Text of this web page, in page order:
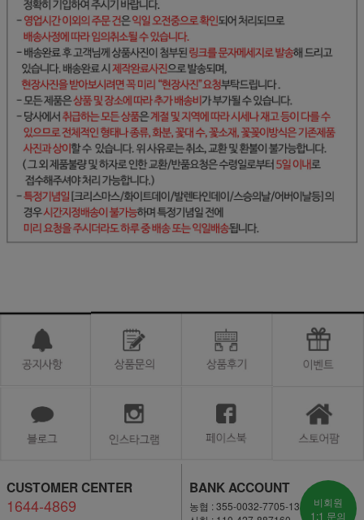
CUSTOMER CENTER
1644-4869
BANK ACCOUNT
농협 : 355-0032-7705-13
비회원
1:1 문의